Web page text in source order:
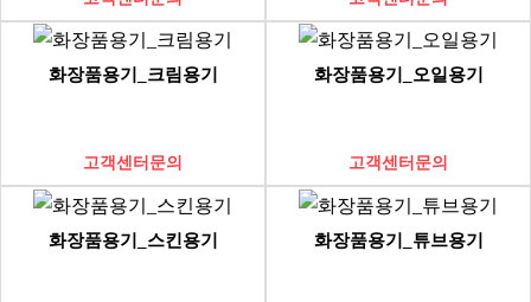
화장품용기_크림용기
고객센터문의
화장품용기_오일용기
고객센터문의
화장품용기_스킨용기 화장품용기_튜브용기